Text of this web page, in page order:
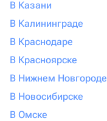
В Казани
В Калининграде
В Краснодаре
В Красноярске
В Нижнем Новгороде
В Новосибирске
В Омске